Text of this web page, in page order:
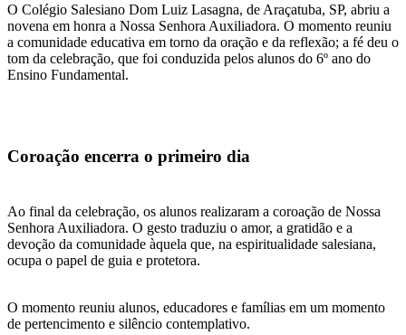
O Colégio Salesiano Dom Luiz Lasagna, de Araçatuba, SP, abriu a
novena em honra a Nossa Senhora Auxiliadora. O momento reuniu
a comunidade educativa em torno da oração e da reflexão; a fé deu o
tom da celebração, que foi conduzida pelos alunos do 6º ano do
Ensino Fundamental.
Coroação encerra o primeiro dia
Ao final da celebração, os alunos realizaram a coroação de Nossa
Senhora Auxiliadora. O gesto traduziu o amor, a gratidão e a
devoção da comunidade àquela que, na espiritualidade salesiana,
ocupa o papel de guia e protetora.
O momento reuniu alunos, educadores e famílias em um momento
de pertencimento e silêncio contemplativo.